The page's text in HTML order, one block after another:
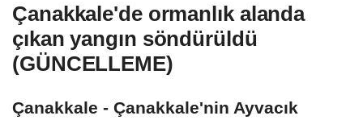
Çanakkale'de ormanlık alanda
çıkan yangın söndürüldü
(GÜNCELLEME)
Çanakkale - Çanakkale'nin Ayvacık